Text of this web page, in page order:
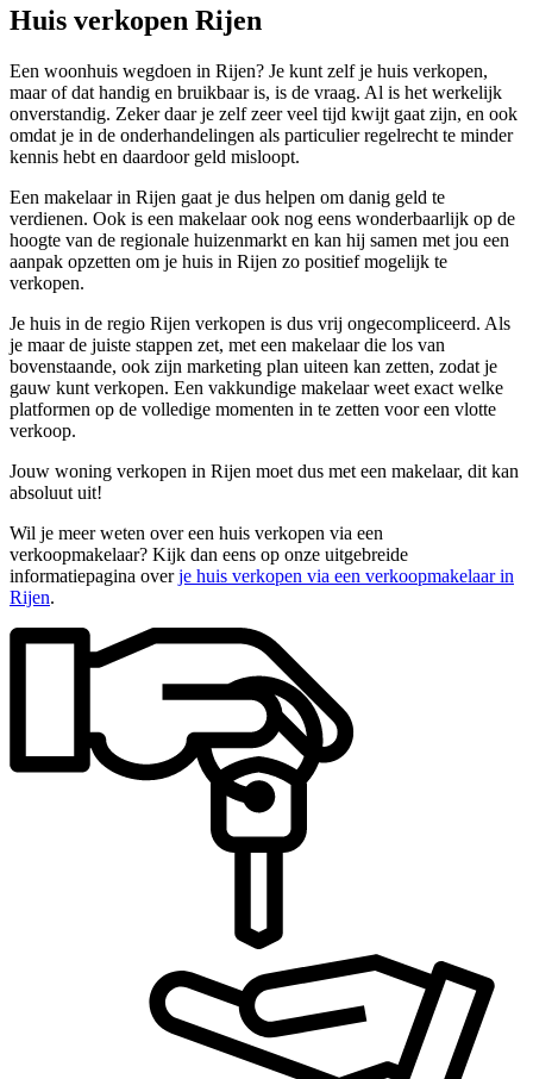
Huis verkopen Rijen
Een woonhuis wegdoen in Rijen? Je kunt zelf je huis verkopen,
maar of dat handig en bruikbaar is, is de vraag. Al is het werkelijk
onverstandig. Zeker daar je zelf zeer veel tijd kwijt gaat zijn, en ook
omdat je in de onderhandelingen als particulier regelrecht te minder
kennis hebt en daardoor geld misloopt.
Een makelaar in Rijen gaat je dus helpen om danig geld te
verdienen. Ook is een makelaar ook nog eens wonderbaarlijk op de
hoogte van de regionale huizenmarkt en kan hij samen met jou een
aanpak opzetten om je huis in Rijen zo positief mogelijk te
verkopen.
Je huis in de regio Rijen verkopen is dus vrij ongecompliceerd. Als
je maar de juiste stappen zet, met een makelaar die los van
bovenstaande, ook zijn marketing plan uiteen kan zetten, zodat je
gauw kunt verkopen. Een vakkundige makelaar weet exact welke
platformen op de volledige momenten in te zetten voor een vlotte
verkoop.
Jouw woning verkopen in Rijen moet dus met een makelaar, dit kan
absoluut uit!
Wil je meer weten over een huis verkopen via een
verkoopmakelaar? Kijk dan eens op onze uitgebreide
informatiepagina overje huis verkopen via een verkoopmakelaar in
Rijen.